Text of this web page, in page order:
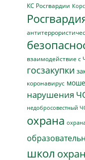
КС Росгвардии
взаимодействие с
госзакупки
коронавирус
нарушения
недобросовестный
охрана
школ